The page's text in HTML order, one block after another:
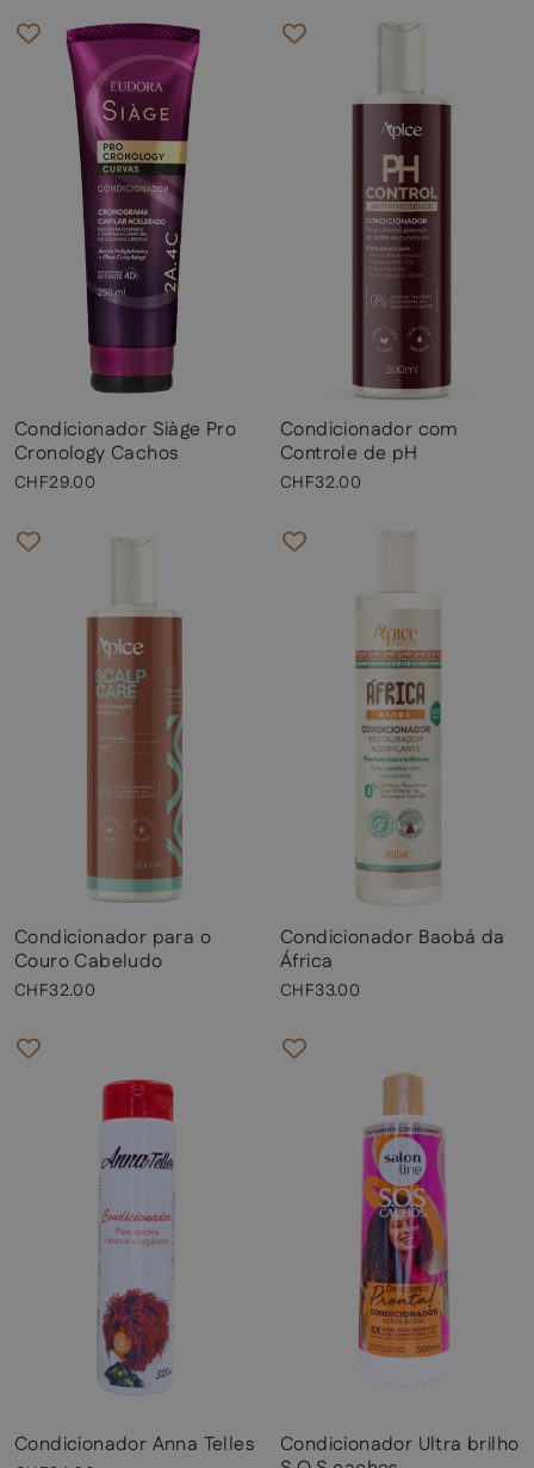
Condicionador Siàge Pro
Cronology Cachos
CHF29.00
Condicionador com
Controle de pH
CHF32.00
Condicionador para o
Couro Cabeludo
CHF32.00
Condicionador Baobá da
África
CHF33.00
Condicionador Anna Telles
Condicionador Ultra brilho